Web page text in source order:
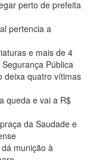
perto de prefeita
pertencia a
e mais de 4
Pública
deixa quatro vítimas
queda e vai a R$
da Saudade e
munição à